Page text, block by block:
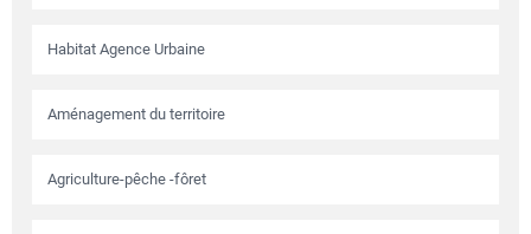
Habitat Agence Urbaine
Aménagement du territoire
Agriculture-pêche -fôret